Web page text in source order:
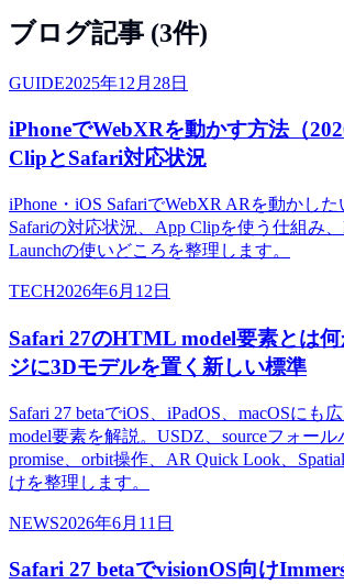
ブログ記事 (3件)
GUIDE2025年12月28日
iPhoneでWebXRを動かす方法（
ClipとSafari対応状況
iPhone・iOS SafariでWebXR ARを動かした
Safariの対応状況、App Clipを使う仕組み、
Launchの使いどころを整理します。
TECH2026年6月12日
Safari 27のHTML model要素とは
ジに3Dモデルを置く新しい標準
Safari 27 betaでiOS、iPadOS、macOSにも
model要素を解説。USDZ、sourceフォール
promise、orbit操作、AR Quick Look、
けを整理します。
NEWS2026年6月11日
Safari 27 betaでvisionOS向け